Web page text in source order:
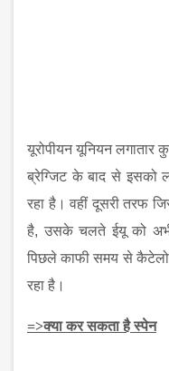
यूरोपीयन यूनियन
ब्रेग्जिट के बाद से इसको
रहा है। वहीं दूसरी तरफ
है, उसके चलते ईयू को
पिछले काफी समय से
रहा है।
=>क्या कर सकता है स्‍पेन